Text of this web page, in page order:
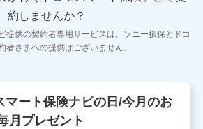
者の範囲】
NTTドコモが提供する保険関連サービ
登録受付および管理のため
約しませんか？
提供の契約者専用サービスは、ソニー損保とドコ
者さまへの提供はございません。
マート保険ナビの日/今月のお
月プレゼント